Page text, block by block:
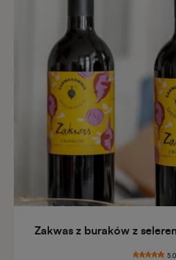
Zakwas z buraków z
5.0